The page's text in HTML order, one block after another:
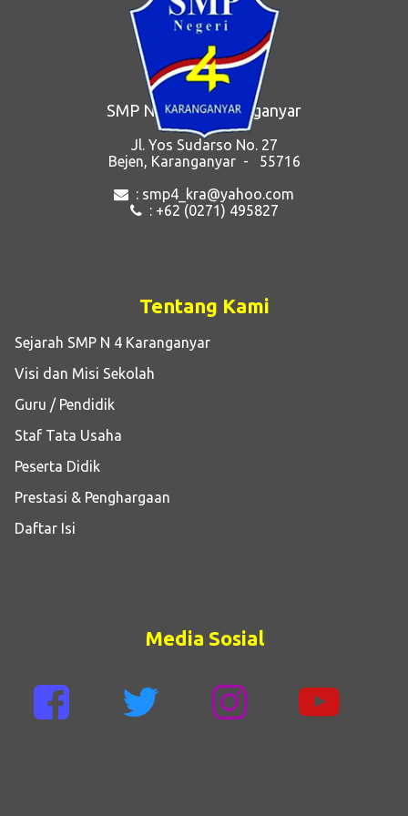
SMP Negeri 4 Karanganyar
Jl. Yos Sudarso No. 27
Bejen, Karanganyar - 55716
: smp4_kra@yahoo.com
: +62 (0271) 495827
Tentang Kami
Sejarah SMP N 4 Karanganyar
Visi dan Misi Sekolah
Guru / Pendidik
Staf Tata Usaha
Peserta Didik
Prestasi & Penghargaan
Daftar Isi
Media Sosial